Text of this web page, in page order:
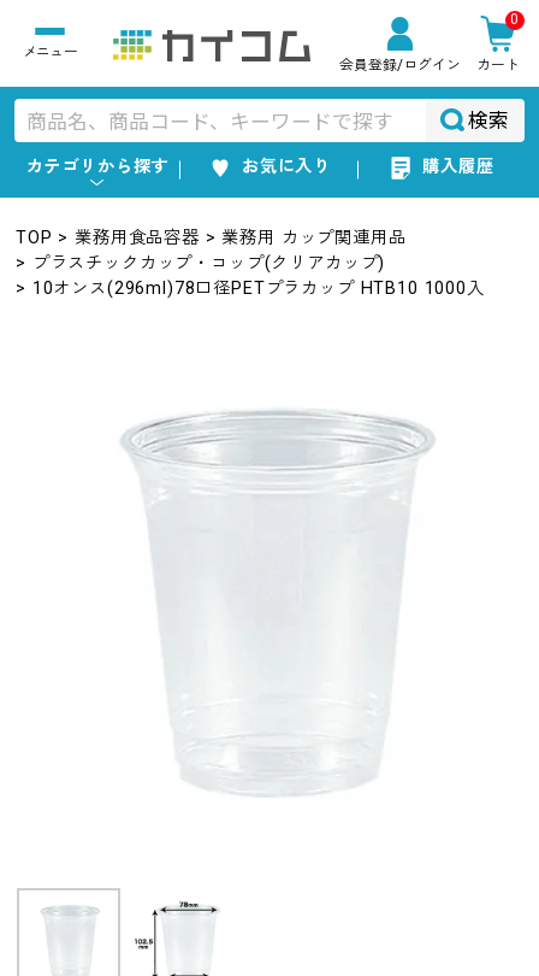
会員登録/ログイン
0
カート
検索
カテゴリから探す お気に入り 購入履歴
TOP 業務用食品容器
業務用 カップ関連用品
プラスチックカップ・コップ(クリアカップ)
10オンス(296ml)78口径PETプラカップ HTB10 1000入